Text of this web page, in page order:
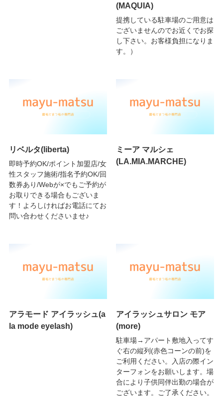
(MAQUIA)
提携している駐車場のご用意は
ございませんのでお近くでお探
し下さい。お客様負担になりま
す。）
リベルタ(liberta)
即時予約OK/ポイント加盟店/女
性スタッフ施術/指名予約OK/回
数券あり/Webが×でもご予約が
お取りできる場合もございま
す！よろしければお電話にてお
問い合わせくださいませ♪
ミーア マルシェ
(LA.MIA.MARCHE)
アラモード アイラッシュ(a
la mode eyelash)
アイラッシュサロン モア
(more)
駐車場→アパート敷地入ってす
ぐ右の縦列(赤色コーンの前)を
ご利用ください。入店の際イン
ターフォンをお願いします。場
合により子供同伴出勤の場合が
ございます。ご了承ください。